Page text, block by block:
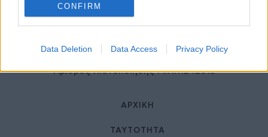
CONFIRM
Data Deletion Data Access Privacy Policy
© HealthStories - All rights reserved.
Αριθμός Πιστοποίησης Μ.Η.Τ.242013
ΑΡΧΙΚΉ
ΤΑΥΤΌΤΗΤΑ